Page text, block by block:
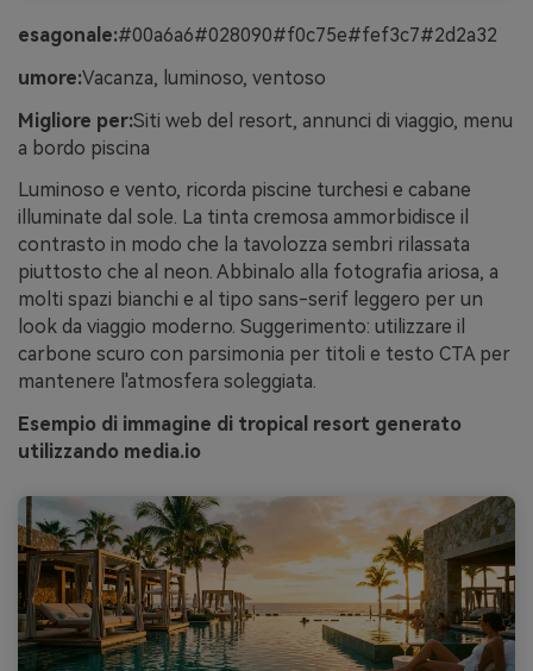
esagonale:#00a6a6#028090#f0c75e#fef3c7#2d2a32
umore:Vacanza, luminoso, ventoso
Migliore per:Siti web del resort, annunci di viaggio, menu
a bordo piscina
Luminoso e vento, ricorda piscine turchesi e cabane
illuminate dal sole. La tinta cremosa ammorbidisce il
contrasto in modo che la tavolozza sembri rilassata
piuttosto che al neon. Abbinalo alla fotografia ariosa, a
molti spazi bianchi e al tipo sans-serif leggero per un
look da viaggio moderno. Suggerimento: utilizzare il
carbone scuro con parsimonia per titoli e testo CTA per
mantenere l'atmosfera soleggiata.
Esempio di immagine di tropical resort generato
utilizzando media.io